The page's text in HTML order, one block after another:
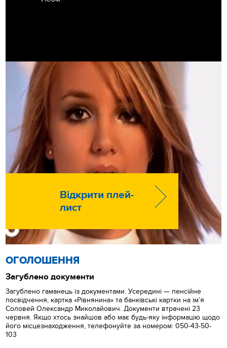
Відкрити плей-
лист
ОГОЛОШЕННЯ
Загублено документи
Загублено гаманець із документами. Усередині — пенсійне
посвідчення, картка «Рівнянина» та банківські картки на ім’я
Соловей Олександр Миколайович. Документи втрачені 23
червня. Якщо хтось знайшов або має будь-яку інформацію щодо
його місцезнаходження, телефонуйте за номером: 050-43-50-
103